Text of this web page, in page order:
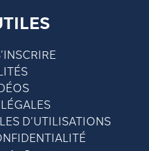
D’UTILISATIONS